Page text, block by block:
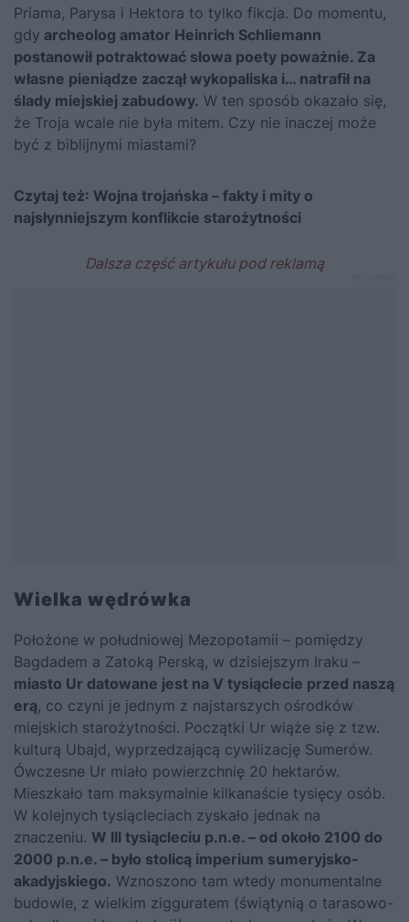
Priama, Parysa i Hektora to tylko fikcja. Do momentu,
gdy archeolog amator Heinrich Schliemann
postanowił potraktować słowa poety poważnie. Za
własne pieniądze zaczął wykopaliska i… natrafił na
ślady miejskiej zabudowy. W ten sposób okazało się,
że Troja wcale nie była mitem. Czy nie inaczej może
być z biblijnymi miastami?
Czytaj też: Wojna trojańska – fakty i mity o
najsłynniejszym konflikcie starożytności
Wielka wędrówka
Położone w południowej Mezopotamii – pomiędzy
Bagdadem a Zatoką Perską, w dzisiejszym Iraku –
miasto Ur datowane jest na V tysiąclecie przed naszą
erą, co czyni je jednym z najstarszych ośrodków
miejskich starożytności. Początki Ur wiąże się z tzw.
kulturą Ubajd, wyprzedzającą cywilizację Sumerów.
Ówczesne Ur miało powierzchnię 20 hektarów.
Mieszkało tam maksymalnie kilkanaście tysięcy osób.
W kolejnych tysiącleciach zyskało jednak na
znaczeniu. W III tysiącleciu p.n.e. – od około 2100 do
2000 p.n.e. – było stolicą imperium sumeryjsko-
akadyjskiego. Wznoszono tam wtedy monumentalne
budowle, z wielkim zigguratem (świątynią o tarasowo-